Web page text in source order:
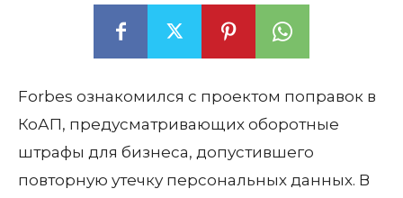
Forbes ознакомился с проектом поправок в
КоАП, предусматривающих оборотные
штрафы для бизнеса, допустившего
повторную утечку персональных данных. В